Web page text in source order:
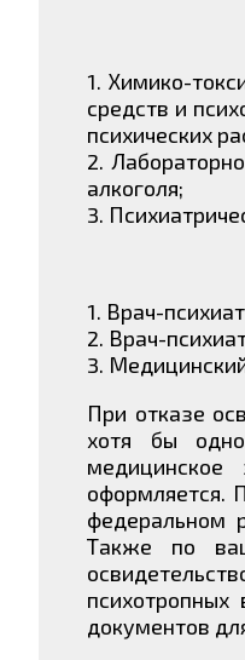
1. Химико-
средств и
психических
2.
алкоголя;
3.
1. Врач-
2. Врач-
3.
При отказе
хотя бы
оформляется.
федеральном
Также по
документов